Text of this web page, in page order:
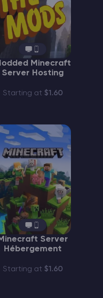
Minecraft
Server Hosting
Starting at $1.60
Server
Hébergement
Starting at $1.60